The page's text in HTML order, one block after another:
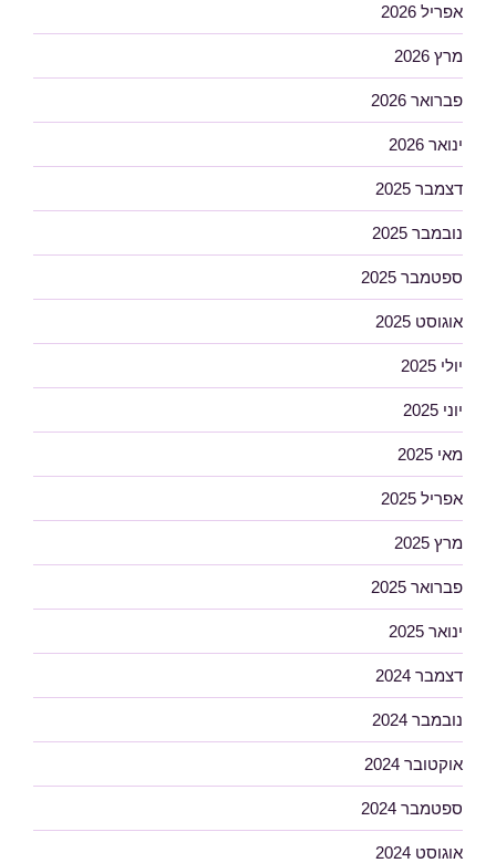
אפריל 2026
מרץ 2026
פברואר 2026
ינואר 2026
דצמבר 2025
נובמבר 2025
ספטמבר 2025
אוגוסט 2025
יולי 2025
יוני 2025
מאי 2025
אפריל 2025
מרץ 2025
פברואר 2025
ינואר 2025
דצמבר 2024
נובמבר 2024
אוקטובר 2024
ספטמבר 2024
אוגוסט 2024